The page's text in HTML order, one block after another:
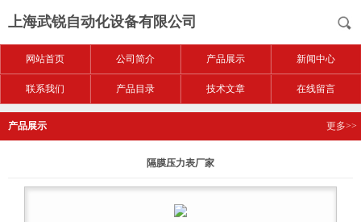
上海武锐自动化设备有限公司
网站首页 公司简介 产品展示 新闻中心
联系我们 产品目录 技术文章 在线留言
产品展示 更多>>
隔膜压力表厂家